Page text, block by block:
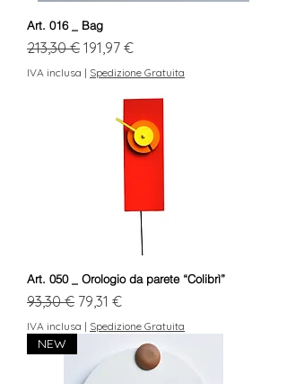
Art. 016 _ Bag
Prezzo regolare
213,30 € Prezzo scontato
191,97 €
IVA inclusa | Spedizione Gratuita
Art. 050 _ Orologio da parete “Colibrì”
Prezzo regolare
93,30 € Prezzo scontato
79,31 €
IVA inclusa | Spedizione Gratuita
NEW